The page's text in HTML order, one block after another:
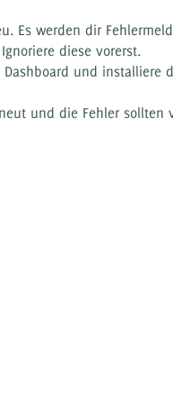
Es werden dir
diese vorerst.
und installiere
und die Fehler sollten